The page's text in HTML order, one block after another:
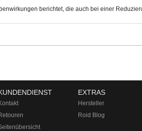
berichtet, die auch bei einer
EXTRAS
Hersteller
Roid Blog